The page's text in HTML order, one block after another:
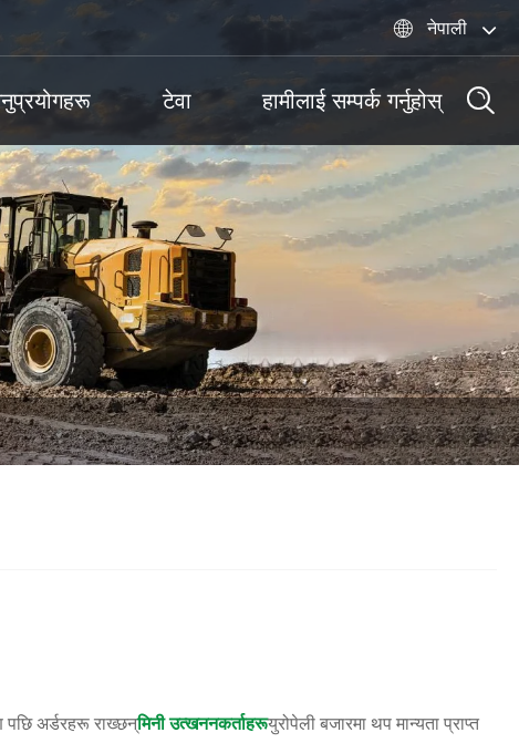
 नेपाली
टेवा हामीलाई सम्पर्क गर्नुहोस्
पछि अर्डरहरू राख्छन्मिनी उत्खननकर्ताहरूयुरोपेली बजारमा थप मान्यता प्राप्त